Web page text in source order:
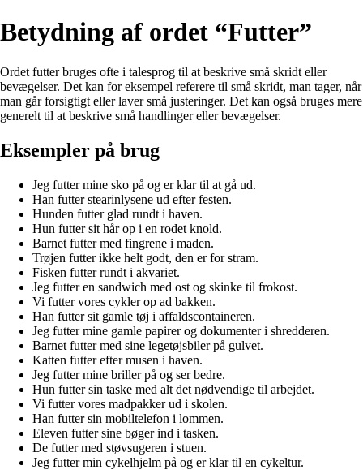
Betydning af ordet “Futter”
Ordet futter bruges ofte i talesprog til at beskrive små skridt eller
bevægelser. Det kan for eksempel referere til små skridt, man tager, når
man går forsigtigt eller laver små justeringer. Det kan også bruges mere
generelt til at beskrive små handlinger eller bevægelser.
Eksempler på brug
Jeg futter mine sko på og er klar til at gå ud.
Han futter stearinlysene ud efter festen.
Hunden futter glad rundt i haven.
Hun futter sit hår op i en rodet knold.
Barnet futter med fingrene i maden.
Trøjen futter ikke helt godt, den er for stram.
Fisken futter rundt i akvariet.
Jeg futter en sandwich med ost og skinke til frokost.
Vi futter vores cykler op ad bakken.
Han futter sit gamle tøj i affaldscontaineren.
Jeg futter mine gamle papirer og dokumenter i shredderen.
Barnet futter med sine legetøjsbiler på gulvet.
Katten futter efter musen i haven.
Jeg futter mine briller på og ser bedre.
Hun futter sin taske med alt det nødvendige til arbejdet.
Vi futter vores madpakker ud i skolen.
Han futter sin mobiltelefon i lommen.
Eleven futter sine bøger ind i tasken.
De futter med støvsugeren i stuen.
Jeg futter min cykelhjelm på og er klar til en cykeltur.